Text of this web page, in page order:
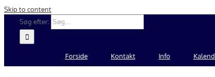
Skip to content
Søg efter:
Forside Kontakt Info